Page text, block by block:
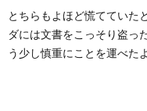
とちらもよほど慌てていた
ダには文書をこっそり盗っ
う少し慎重にことを運べた